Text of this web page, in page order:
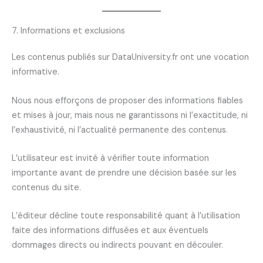
7. Informations et exclusions
Les contenus publiés sur DataUniversity.fr ont une vocation
informative.
Nous nous efforçons de proposer des informations fiables
et mises à jour, mais nous ne garantissons ni l’exactitude, ni
l’exhaustivité, ni l’actualité permanente des contenus.
L’utilisateur est invité à vérifier toute information
importante avant de prendre une décision basée sur les
contenus du site.
L’éditeur décline toute responsabilité quant à l’utilisation
faite des informations diffusées et aux éventuels
dommages directs ou indirects pouvant en découler.